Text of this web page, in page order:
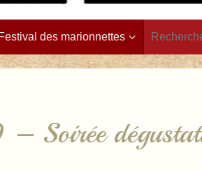
Festival des marionnettes
Soirée